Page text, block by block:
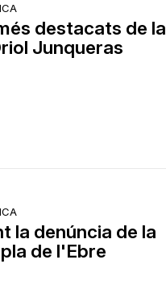
destacats de la
Junqueras
la denúncia de la
de l'Ebre